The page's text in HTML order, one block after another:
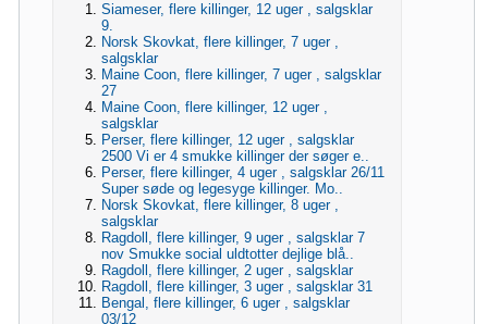
Siameser, flere killinger, 12 uger , salgsklar
9.
Norsk Skovkat, flere killinger, 7 uger ,
salgsklar
Maine Coon, flere killinger, 7 uger , salgsklar
27
Maine Coon, flere killinger, 12 uger ,
salgsklar
Perser, flere killinger, 12 uger , salgsklar
2500 Vi er 4 smukke killinger der søger e..
Perser, flere killinger, 4 uger , salgsklar 26/11
Super søde og legesyge killinger. Mo..
Norsk Skovkat, flere killinger, 8 uger ,
salgsklar
Ragdoll, flere killinger, 9 uger , salgsklar 7
nov Smukke social uldtotter dejlige blå..
Ragdoll, flere killinger, 2 uger , salgsklar
Ragdoll, flere killinger, 3 uger , salgsklar 31
Bengal, flere killinger, 6 uger , salgsklar
03/12